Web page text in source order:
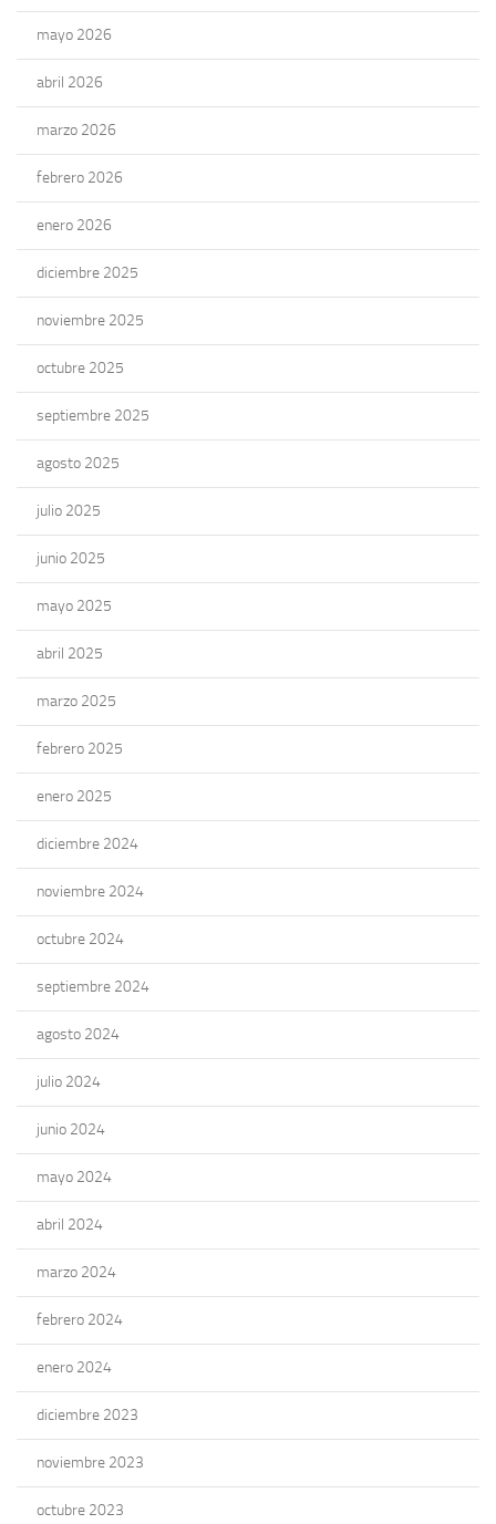
mayo 2026
abril 2026
marzo 2026
febrero 2026
enero 2026
diciembre 2025
noviembre 2025
octubre 2025
septiembre 2025
agosto 2025
julio 2025
junio 2025
mayo 2025
abril 2025
marzo 2025
febrero 2025
enero 2025
diciembre 2024
noviembre 2024
octubre 2024
septiembre 2024
agosto 2024
julio 2024
junio 2024
mayo 2024
abril 2024
marzo 2024
febrero 2024
enero 2024
diciembre 2023
noviembre 2023
octubre 2023